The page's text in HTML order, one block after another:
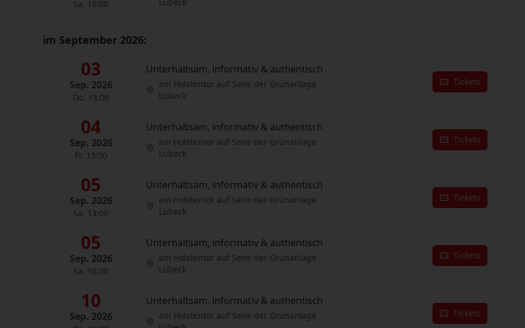
Sa. 16:00
im September 2026:
03
Sep. 2026
Do. 13:00
Unterhaltsam, informativ & authentisch
am Holstentor auf Seite der Grünanlage
Lübeck
Tickets
04
Sep. 2026
Fr. 13:00
Unterhaltsam, informativ & authentisch
am Holstentor auf Seite der Grünanlage
Lübeck
Tickets
05
Sep. 2026
Sa. 13:00
Unterhaltsam, informativ & authentisch
am Holstentor auf Seite der Grünanlage
Lübeck
Tickets
05
Sep. 2026
Sa. 16:00
Unterhaltsam, informativ & authentisch
am Holstentor auf Seite der Grünanlage
Lübeck
Tickets
10
Sep. 2026
Unterhaltsam, informativ & authentisch
am Holstentor auf Seite der Grünanlage
Tickets